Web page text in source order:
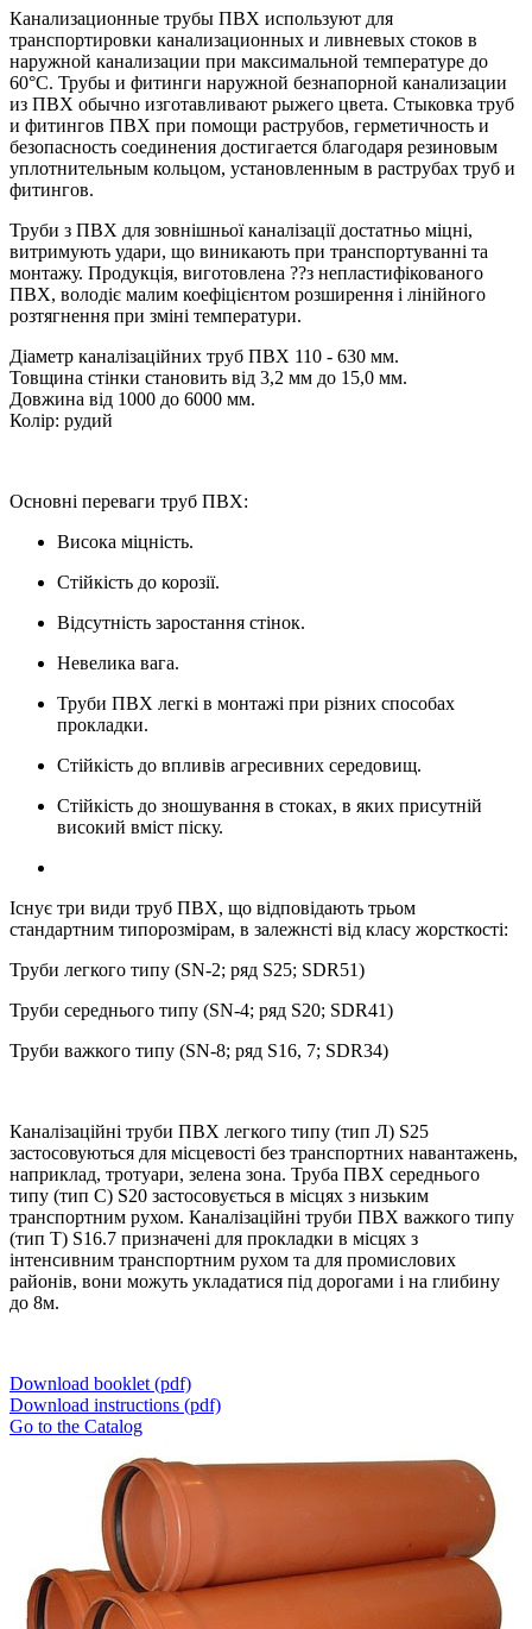
Канализационные трубы ПВХ используют для
транспортировки канализационных и ливневых стоков в
наружной канализации при максимальной температуре до
60°С. Трубы и фитинги наружной безнапорной канализации
из ПВХ обычно изготавливают рыжего цвета. Стыковка труб
и фитингов ПВХ при помощи раструбов, герметичность и
безопасность соединения достигается благодаря резиновым
уплотнительным кольцом, установленным в раструбах труб и
фитингов.
Труби з ПВХ для зовнішньої каналізації достатньо міцні,
витримують удари, що виникають при транспортуванні та
монтажу. Продукція, виготовлена ??з непластифікованого
ПВХ, володіє малим коефіцієнтом розширення і лінійного
розтягнення при зміні температури.
Діаметр каналізаційних труб ПВХ 110 - 630 мм.
Товщина стінки становить від 3,2 мм до 15,0 мм.
Довжина від 1000 до 6000 мм.
Колір: рудий
Основні переваги труб ПВХ:
Висока міцність.
Стійкість до корозії.
Відсутність заростання стінок.
Невелика вага.
Труби ПВХ легкі в монтажі при різних способах
прокладки.
Стійкість до впливів агресивних середовищ.
Стійкість до зношування в стоках, в яких присутній
високий вміст піску.
Існує три види труб ПВХ, що відповідають трьом
стандартним типорозмірам, в залежнсті від класу жорсткості:
Труби легкого типу (SN-2; ряд S25; SDR51)
Труби середнього типу (SN-4; ряд S20; SDR41)
Труби важкого типу (SN-8; ряд S16, 7; SDR34)
Каналізаційні труби ПВХ легкого типу (тип Л) S25
застосовуються для місцевості без транспортних навантажень,
наприклад, тротуари, зелена зона. Труба ПВХ середнього
типу (тип С) S20 застосовується в місцях з низьким
транспортним рухом. Каналізаційні труби ПВХ важкого типу
(тип Т) S16.7 призначені для прокладки в місцях з
інтенсивним транспортним рухом та для промислових
районів, вони можуть укладатися під дорогами і на глибину
до 8м.
Download booklet (pdf)
Download instructions (pdf)
Go to the Catalog